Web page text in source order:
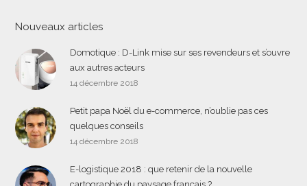
Nouveaux articles
Domotique : D-Link mise sur ses revendeurs et s’ouvre
aux autres acteurs
14 décembre 2018
Petit papa Noël du e-commerce, n’oublie pas ces
quelques conseils
14 décembre 2018
E-logistique 2018 : que retenir de la nouvelle